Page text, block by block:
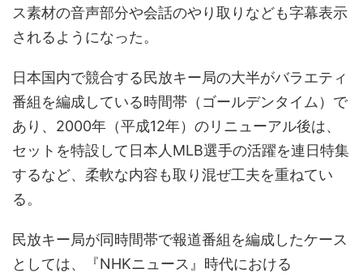
ス素材の音声部分や会話のやり取りなども字幕表示
されるようになった。
日本国内で競合する民放キー局の大半がバラエティ
番組を編成している時間帯（ゴールデンタイム）で
あり、2000年（平成12年）のリニューアル後は、
セットを特設して日本人MLB選手の活躍を連日特集
するなど、柔軟な内容も取り混ぜ工夫を重ねてい
る。
民放キー局が同時間帯で報道番組を編成したケース
としては、『NHKニュース』時代における